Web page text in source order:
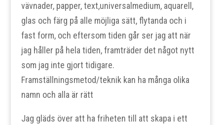
vävnader, papper, text,universalmedium, aquarell,
glas och färg på alle möjliga sätt, flytanda och i
fast form, och eftersom tiden går ser jag att när
jag håller på hela tiden, framträder det något nytt
som jag inte gjort tidigare.
Framställningsmetod/teknik kan ha många olika
namn och alla är rätt
Jag gläds över att ha friheten till att skapa i ett